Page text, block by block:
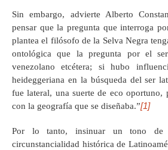
Sin embargo, advierte Alberto
pensar que la pregunta que interroga
plantea el filósofo de la Selva Negra
ontológica que la pregunta por el
venezolano etcétera; si hubo
heideggeriana en la búsqueda del ser
fue lateral, una suerte de eco oportuno,
con la geografía que se diseñaba.”[1]
Por lo tanto, insinuar un tono de
circunstancialidad histórica de